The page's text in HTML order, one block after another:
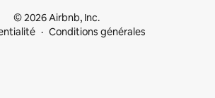
© 2026 Airbnb, Inc.
Conditions générales